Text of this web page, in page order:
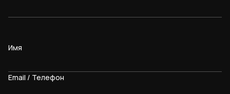
Имя
Email / Телефон